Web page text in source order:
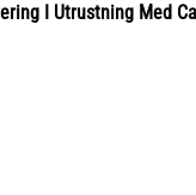
I Utrustning Med